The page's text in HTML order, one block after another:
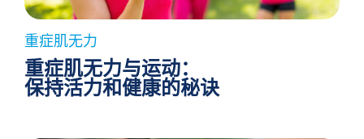
重症肌无力
重症肌无力与运动：
保持活力和健康的秘诀